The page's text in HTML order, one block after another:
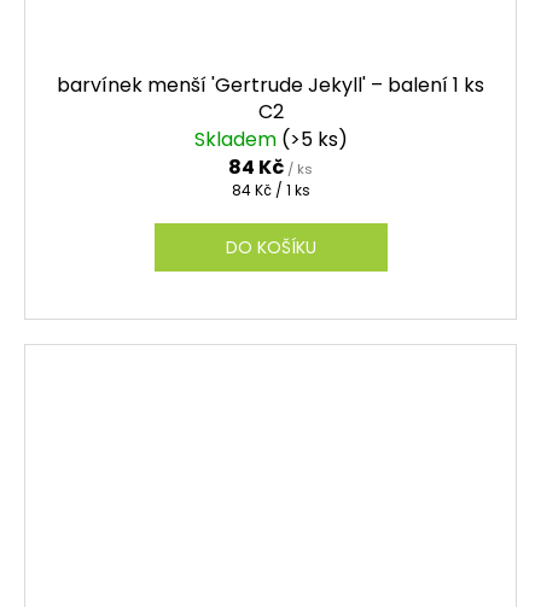
barvínek menší 'Gertrude Jekyll' – balení 1 ks
C2
Skladem (>5 ks)
84 Kč / ks
Měrná
84 Kč / 1 ks
DO KOŠÍKU